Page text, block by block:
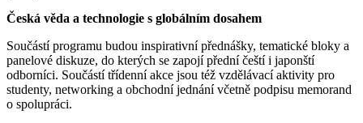
Česká věda a technologie s globálním dosahem
Součástí programu budou inspirativní přednášky, tematické bloky a
panelové diskuze, do kterých se zapojí přední čeští i japonští
odborníci. Součástí třídenní akce jsou též vzdělávací aktivity pro
studenty, networking a obchodní jednání včetně podpisu memorand
o spolupráci.